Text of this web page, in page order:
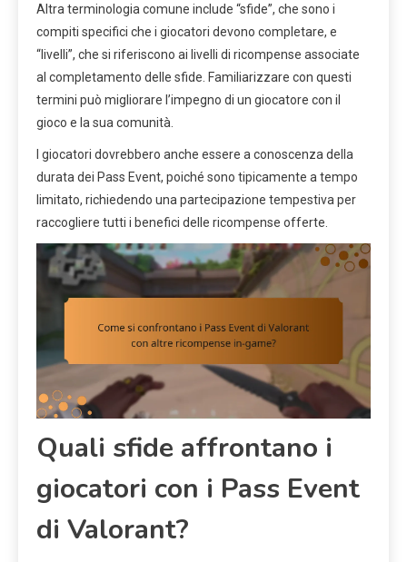
Altra terminologia comune include “sfide”, che sono i
compiti specifici che i giocatori devono completare, e
“livelli”, che si riferiscono ai livelli di ricompense associate
al completamento delle sfide. Familiarizzare con questi
termini può migliorare l’impegno di un giocatore con il
gioco e la sua comunità.
I giocatori dovrebbero anche essere a conoscenza della
durata dei Pass Event, poiché sono tipicamente a tempo
limitato, richiedendo una partecipazione tempestiva per
raccogliere tutti i benefici delle ricompense offerte.
Quali sfide affrontano i
giocatori con i Pass Event
di Valorant?